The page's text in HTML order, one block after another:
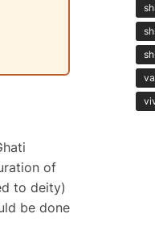
of
to deity)
be done